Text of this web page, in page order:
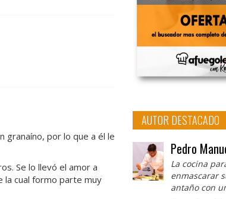
granaíno, por lo que a él le
Se lo llevó el amor a
la cual formo parte muy
AUTOR DESTACADO
Pedro
La cocina
enmascarar
antaño con